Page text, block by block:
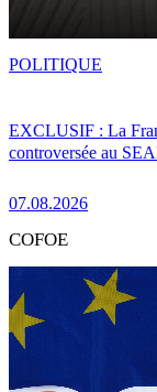
EXCLUSIF : La
controversée au
07.08.2026
POLITIQUE
COFOE